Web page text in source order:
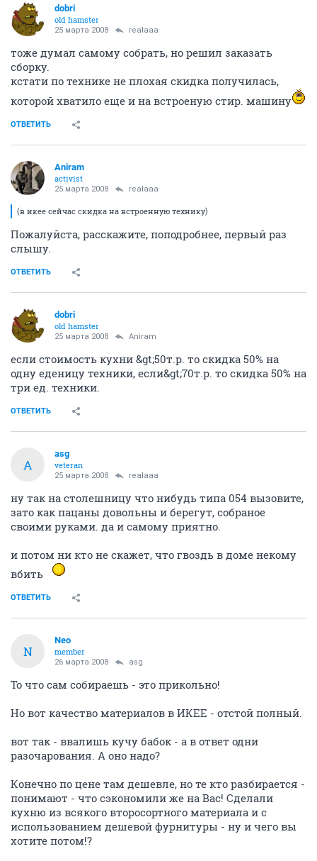
dobri
old hamster
25 марта 2008 realaaa
тоже думал самому собрать, но решил заказать
сборку.
кстати по технике не плохая скидка получилась,
которой хватило еще и на встроеную стир. машину
ОТВЕТИТЬ
Aniram
activist
25 марта 2008 realaaa
(в икее сейчас скидка на встроенную технику)
Пожалуйста, расскажите, поподробнее, первый раз
слышу.
ОТВЕТИТЬ
dobri
old hamster
25 марта 2008 Aniram
если стоимость кухни &gt;50т.р. то скидка 50% на
одну еденицу техники, если&gt;70т.р. то скидка 50% на
три ед. техники.
ОТВЕТИТЬ
A
asg
veteran
25 марта 2008 realaaa
ну так на столешницу что нибудь типа 054 вызовите,
зато как пацаны довольны и берегут, собраное
своими руками. да и самому приятно.
и потом ни кто не скажет, что гвоздь в доме некому
вбить
ОТВЕТИТЬ
N
Neo
member
26 марта 2008 asg
То что сам собираешь - это прикольно!
Но вот качество материалов в ИКЕЕ - отстой полный.
вот так - ввалишь кучу бабок - а в ответ одни
разочарования. А оно надо?
Конечно по цене там дешевле, но те кто разбирается -
понимают - что сэкономили же на Вас! Сделали
кухню из всякого второсортного материала и с
использованием дешевой фурнитуры - ну и чего вы
хотите потом!?